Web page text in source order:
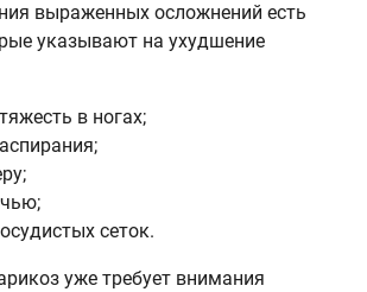
выраженных осложнений есть
указывают на ухудшение
в ногах;
сеток.
уже требует внимания